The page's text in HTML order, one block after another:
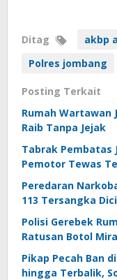
Ditag akbp
Polres jombang
Posting Terkait
Rumah Wartawan
Raib Tanpa Jejak
Tabrak Pembatas
Pemotor Tewas
Peredaran
113 Tersangka
Polisi Gerebek
Ratusan Botol
Pikap Pecah Ban
hingga Terbalik,